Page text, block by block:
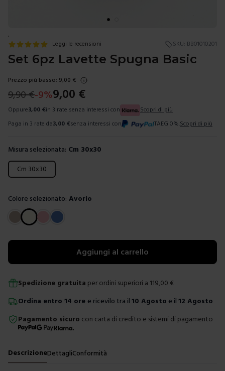
.
Leggi le recensioni SKU: BB01010201
Set 6pz Lavette Spugna Basic
Prezzo più basso: 9,00 €
9,90€-9%9,00 €
Oppure3,00 €in 3 rate senza interessi con
Scopri di più
Paga in 3 rate da3,00 €senza interessi con TAEG 0%. Scopri di più
Misura selezionata: Cm 30x30
Scegli una misura
Cm 30x30
Colore selezionato: Avorio
Scegli un colore
Aggiungi al carrello
Spedizione gratuita per ordini superiori a 119,00 €
Ordina entro 14 ore e ricevilo tra il 10 Agosto e il 12 Agosto
Pagamento sicuro con carta di credito e sistemi di pagamento
DescrizioneDettagliConformità